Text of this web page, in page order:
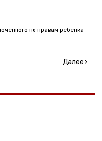
по правам ребенка
Далее